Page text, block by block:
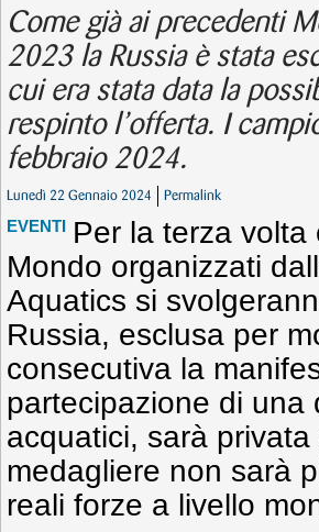
Come già ai precedenti
2023 la Russia è stata
cui era stata data la
respinto l’offerta. I
febbraio 2024.
Lunedì 22 Gennaio 2024 Permalink
EVENTI Per la terza
Mondo organizzati
Aquatics si
Russia, esclusa per
consecutiva la
partecipazione di una
acquatici, sarà
medagliere non sarà
reali forze a livello